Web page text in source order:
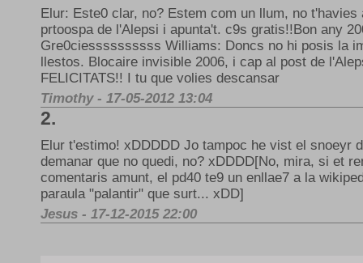
Elur: Este0 clar, no? Estem com un llum, no t'havies
prtoospa de l'Alepsi i apunta't. c9s gratis!!Bon any
Gre0ciessssssssss Williams: Doncs no hi posis la
llestos. Blocaire invisible 2006, i cap al post de
FELICITATS!! I tu que volies descansar
Timothy - 17-05-2012 13:04
2.
Elur t'estimo! xDDDDD Jo tampoc he vist el snoeyr
demanar que no quedi, no? xDDDD[No, mira, si et
comentaris amunt, el pd40 te9 un enllae7 a la
paraula "palantir" que surt... xDD]
Jesus - 17-12-2015 22:00